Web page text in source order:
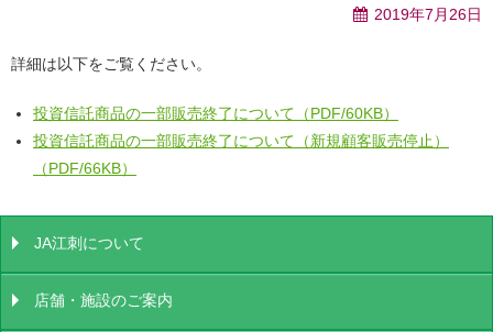
2019年7月26日
詳細は以下をご覧ください。
投資信託商品の⼀部販売終了について（PDF/60KB）
投資信託商品の⼀部販売終了について（新規顧客販売停止）
（PDF/66KB）
JA江刺について
店舗・施設のご案内